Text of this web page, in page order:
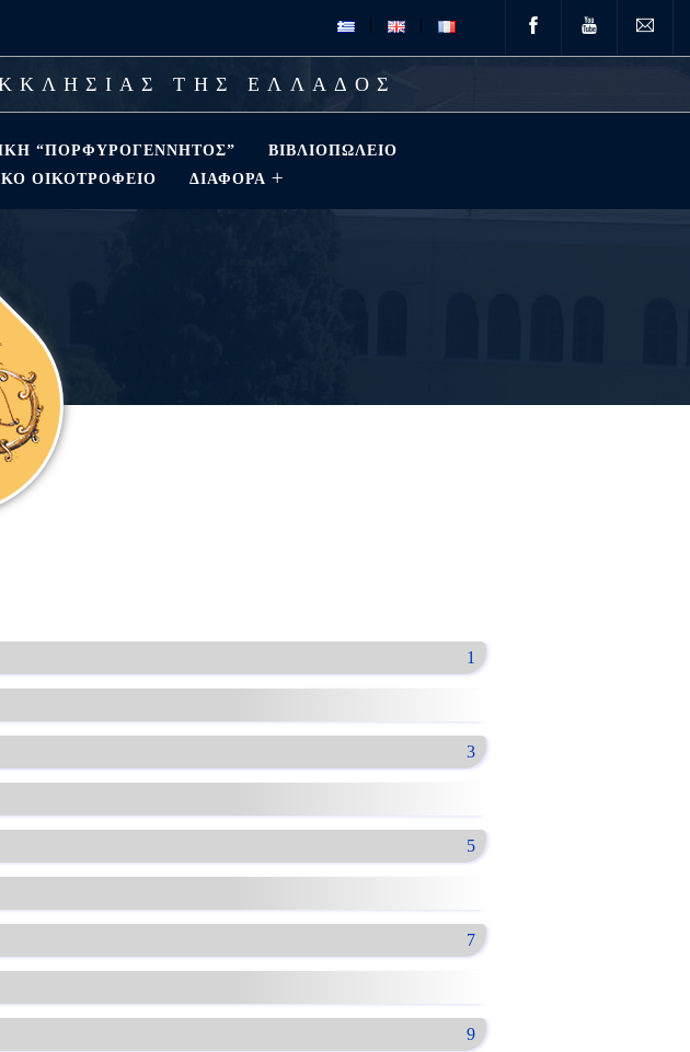
ΤΗΣ ΕΛΛΑΔΟΣ
“ΠΟΡΦΥΡΟΓΕΝΝΗΤΟΣ”
ΒΙΒΛΙΟΠΩΛΕΊΟ
ΟΙΚΟΤΡΟΦΕΊΟ ΔΙΑΦΟΡΑ
1
3
5
7
9